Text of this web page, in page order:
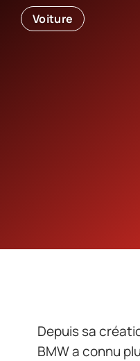
Voiture
Depuis sa
BMW a connu